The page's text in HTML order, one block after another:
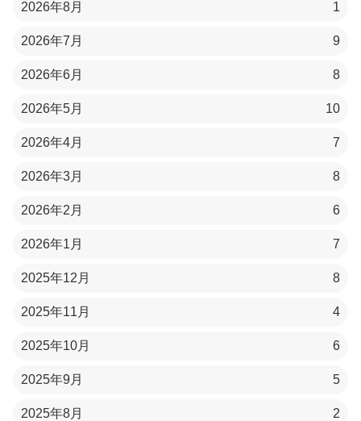
2026年8月 1
2026年7月 9
2026年6月 8
2026年5月 10
2026年4月 7
2026年3月 8
2026年2月 6
2026年1月 7
2025年12月 8
2025年11月 4
2025年10月 6
2025年9月 5
2025年8月 2